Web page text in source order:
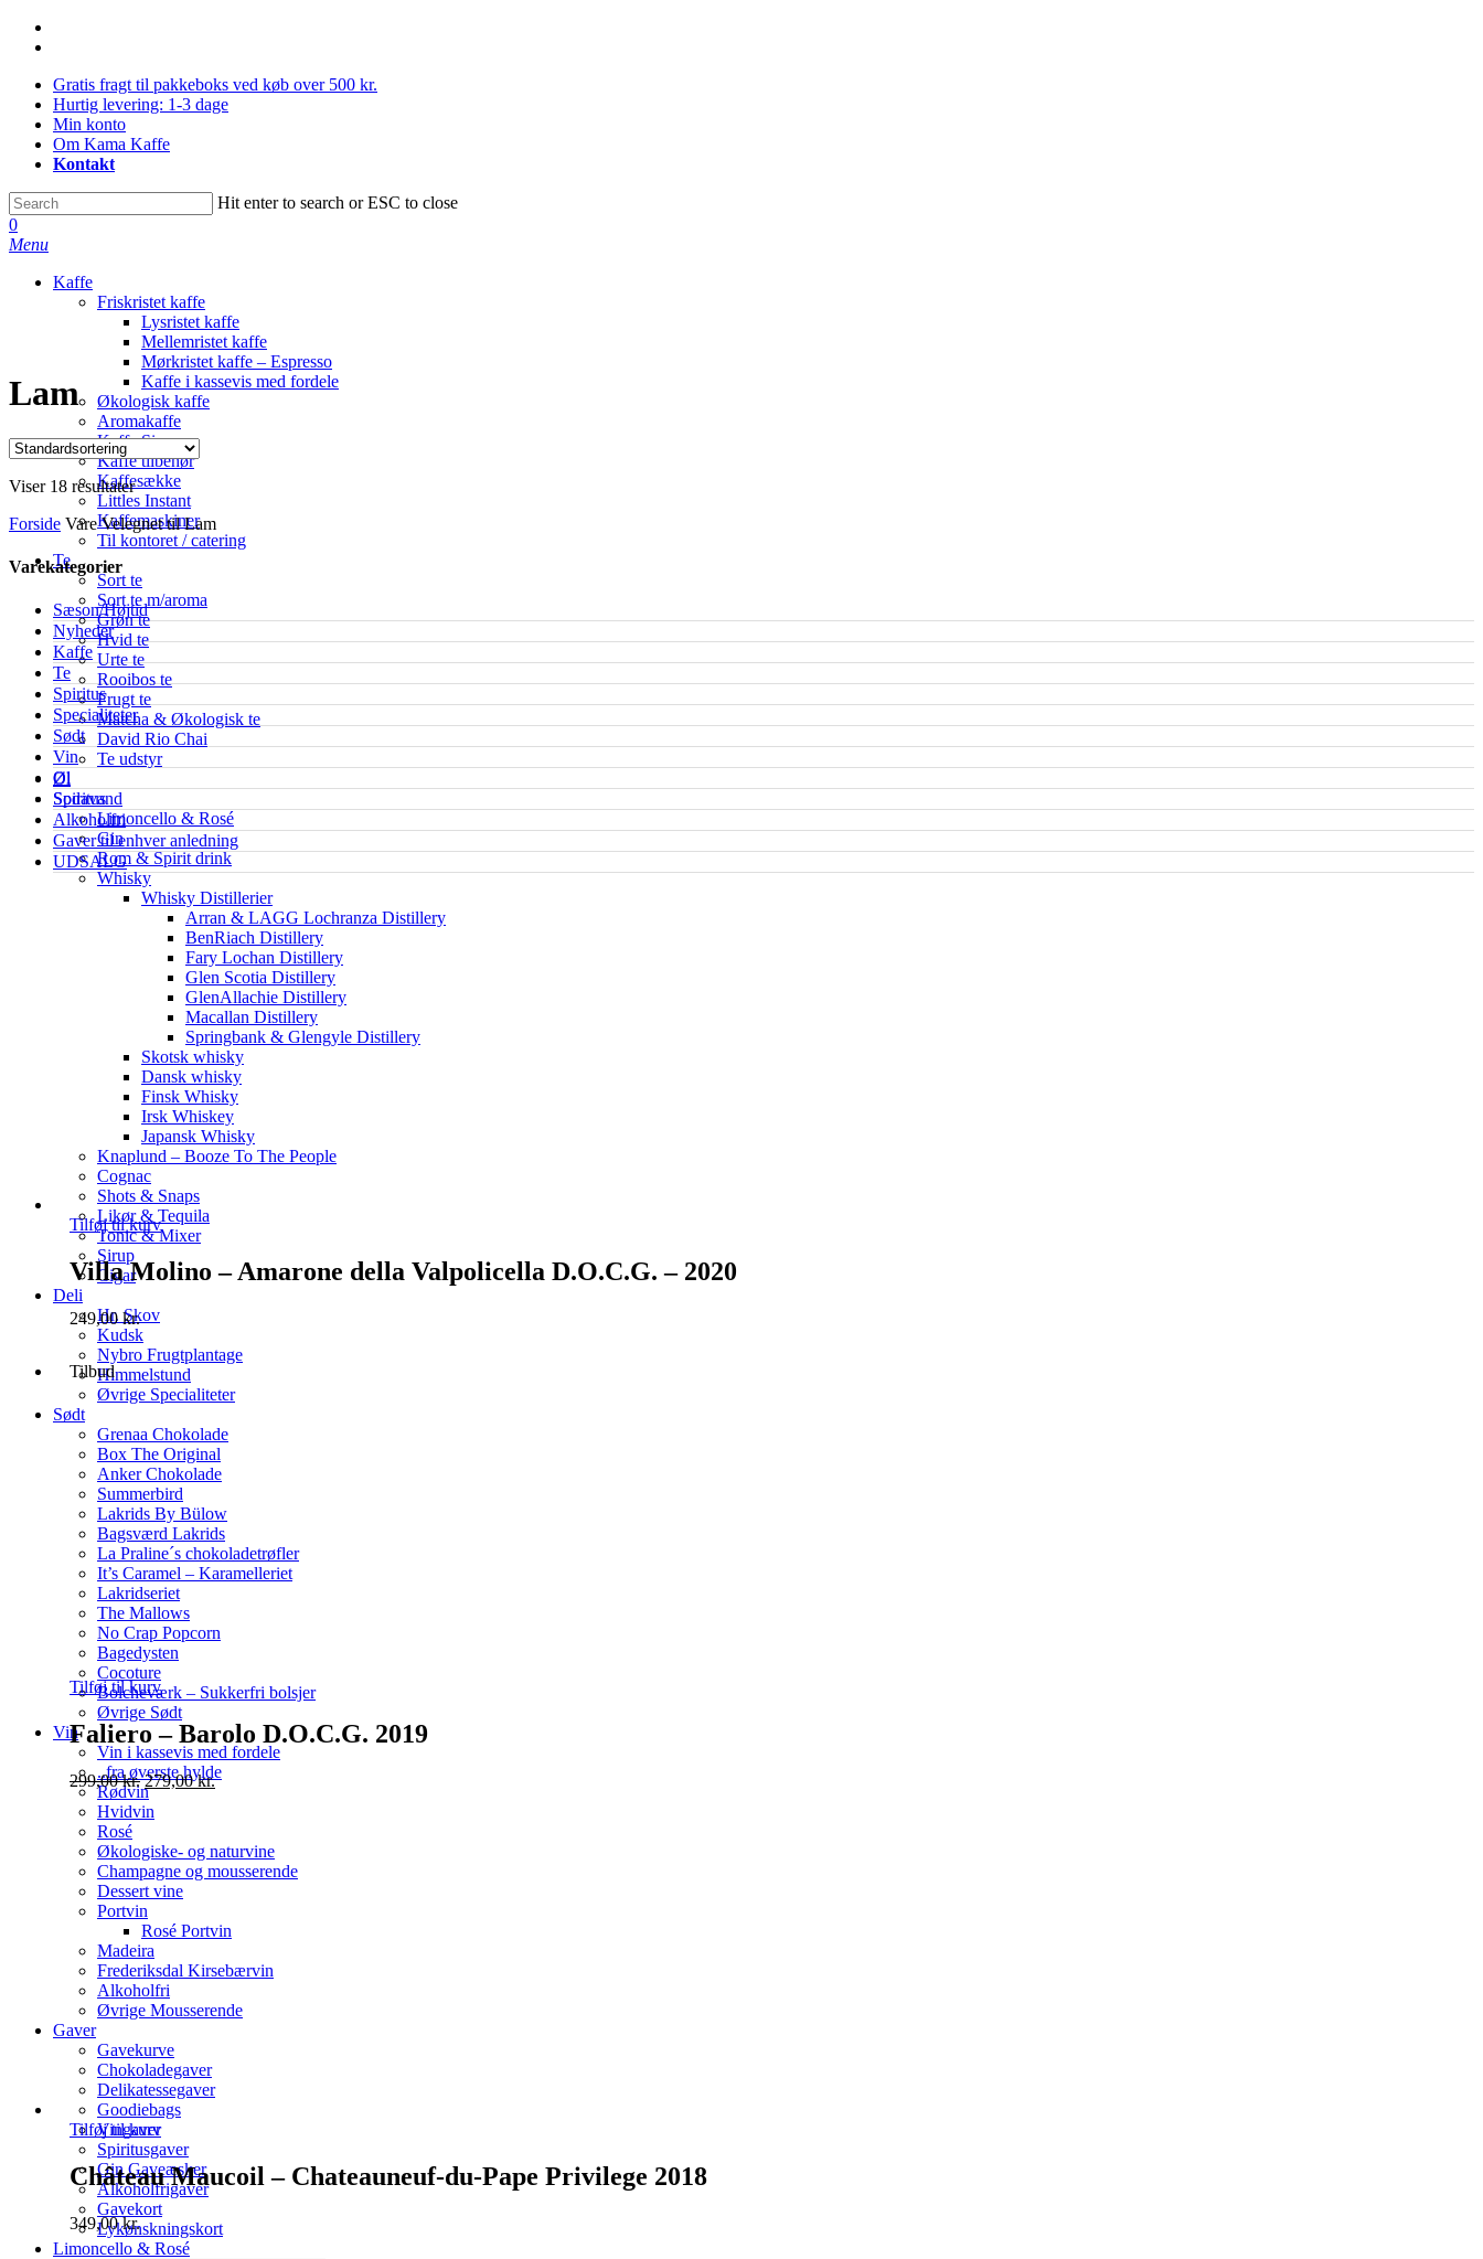
Skip
contentGratis fragt til pakkeboks ved køb over 500 kr.
Hurtig levering: 1-3 dage
Min konto
Om Kama Kaffe
Kontakt
Hit enter to search or ESC to close
Close
Search
0
Menu
Kaffe
Friskristet kaffe
Lysristet kaffe
Mellemristet kaffe
Mørkristet kaffe – Espresso
Kaffe i kassevis med fordele
Økologisk kaffe
Aromakaffe
Kaffe Sirup
Kaffe tilbehør
Kaffesække
Littles Instant
Kaffemaskiner
Til kontoret / catering
Te
Sort te
Sort te m/aroma
Grøn te
Hvid te
Urte te
Rooibos te
Frugt te
Matcha & Økologisk te
David Rio Chai
Te udstyr
Øl
Spiritus
Limoncello & Rosé
Gin
Rom & Spirit drink
Whisky
Whisky Distillerier
Arran & LAGG Lochranza Distillery
BenRiach Distillery
Fary Lochan Distillery
Glen Scotia Distillery
GlenAllachie Distillery
Macallan Distillery
Springbank & Glengyle Distillery
Skotsk whisky
Dansk whisky
Finsk Whisky
Irsk Whiskey
Japansk Whisky
Knaplund – Booze To The People
Cognac
Shots & Snaps
Likør & Tequila
Tonic & Mixer
Sirup
Cigar
Deli
Hr. Skov
Kudsk
Nybro Frugtplantage
Himmelstund
Øvrige Specialiteter
Sødt
Grenaa Chokolade
Box The Original
Anker Chokolade
Summerbird
Lakrids By Bülow
Bagsværd Lakrids
La Praline´s chokoladetrøfler
It’s Caramel – Karamelleriet
Lakridseriet
The Mallows
No Crap Popcorn
Bagedysten
Cocoture
Bolcheværk – Sukkerfri bolsjer
Øvrige Sødt
Vin
Vin i kassevis med fordele
..fra øverste hylde
Rødvin
Hvidvin
Rosé
Økologiske- og naturvine
Champagne og mousserende
Dessert vine
Portvin
Rosé Portvin
Madeira
Frederiksdal Kirsebærvin
Alkoholfri
Øvrige Mousserende
Gaver
Gavekurve
Chokoladegaver
Delikatessegaver
Goodiebags
Vingaver
Spiritusgaver
Gin Gaveæsker
Alkoholfrigaver
Gavekort
Lykønskningskort
Limoncello & Rosé
Lam
Viser 18 resultater
Forside Vare Velegnet til Lam
Varekategorier
Sæson/Højtid
Nyheder
Kaffe
Te
Spiritus
Specialiteter
Sødt
Vin
Øl
Sodavand
Alkoholfri
Gaver til enhver anledning
UDSALG
Tilføj til kurv
Villa Molino – Amarone della Valpolicella D.O.C.G. – 2020
249,00kr.
Tilbud
Tilføj til kurv
Faliero – Barolo D.O.C.G. 2019
299,00kr.Original
price
was:
279,00kr.Current
Tilføj til kurv
Château Maucoil – Chateauneuf-du-Pape Privilege 2018
349,00kr.